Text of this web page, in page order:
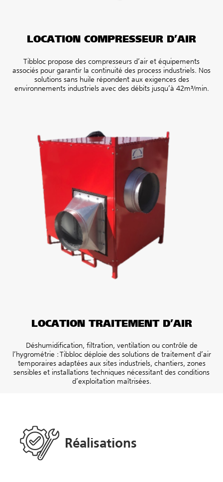
LOCATION COMPRESSEUR D’AIR
Tibbloc propose des compresseurs d’air et équipements
associés pour garantir la continuité des process industriels. Nos
solutions sans huile répondent aux exigences des
environnements industriels avec des débits jusqu’à 42m³/min.
LOCATION TRAITEMENT D’AIR
Déshumidification, filtration, ventilation ou contrôle de
l’hygrométrie : Tibbloc déploie des solutions de traitement d’air
temporaires adaptées aux sites industriels, chantiers, zones
sensibles et installations techniques nécessitant des conditions
d’exploitation maîtrisées.
Réalisations